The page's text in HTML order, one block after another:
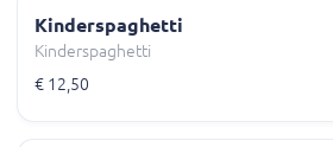
Kinderspaghetti
Kinderspaghetti
€ 12,50